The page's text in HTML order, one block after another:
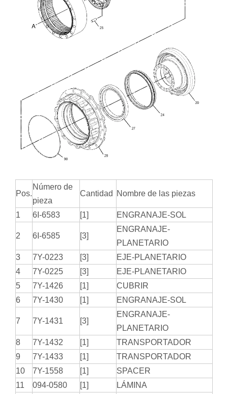
Pos.
Número de
pieza
Cantidad Nombre de las piezas
1 6I-6583 [1] ENGRANAJE-SOL
2 6I-6585 [3]
ENGRANAJE-
PLANETARIO
3
7Y-0223 [3]
EJE-PLANETARIO
4
7Y-0225 [3]
EJE-PLANETARIO
5
7Y-1426 [1]
CUBRIR
6
7Y-1430 [1] ENGRANAJE-SOL
7 7Y-1431 [3]
ENGRANAJE-
PLANETARIO
8
7Y-1432 [1]
TRANSPORTADOR
9
7Y-1433 [1]
TRANSPORTADOR
10
7Y-1558 [1]
SPACER
11
094-0580 [1]
LÁMINA